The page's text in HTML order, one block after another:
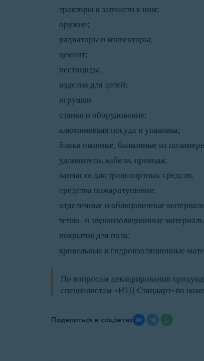
тракторы и запчасти к ним;
оружие;
радиаторы и конвекторы;
цемент;
пестициды;
изделия для детей;
игрушки
станки и оборудование;
алюминиевая посуда и упаковка;
блоки оконные, балконные из
удлинители, кабели, провода;
запчасти для транспортных средств;
средства пожаротушения;
отделочные и облицовочные
тепло- и звукоизоляционные
покрытия для пола;
кровельные и гидроизоляционные
По вопросам декларирования
специалистам «НТД Стандарт»по
Поделиться в соцсетях